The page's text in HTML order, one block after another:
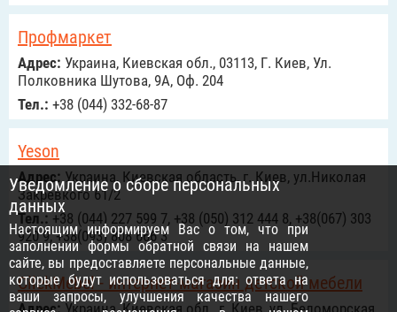
Профмаркет
Адрес: Украина, Киевская обл., 03113, Г. Киев, Ул.
Полковника Шутова, 9А, Оф. 204
Тел.: +38 (044) 332-68-87
Yeson
Адрес:Украина, Киевская область, г. Киев, ул.Николая
Закревкого 61/2
Тел.: +38 (044) 227 599 7, +38 (050) 312 444 8, +38(067) 303
920 9, +38(093) 808 666 3
CilekMebel - интернет-магазин детской мебели
Адрес: Украина, Киевская обл., г. Киев, ул. Беломорская,
Уведомление о сборе персональных
данных
Настоящим информируем Вас о том, что при
заполнении формы обратной связи на нашем
сайте, вы предоставляете персональные данные,
которые будут использоваться для: ответа на
ваши запросы, улучшения качества нашего